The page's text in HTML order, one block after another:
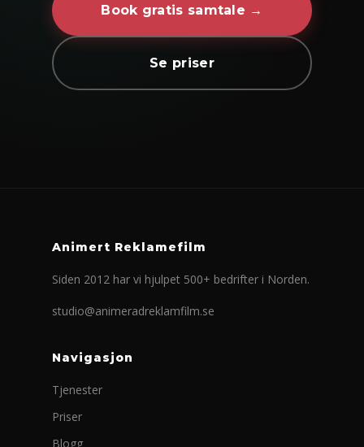
Book gratis samtale →
Se priser
Animert Reklamefilm
Siden 2012 har vi hjulpet 500+ bedrifter i Norden.
studio@animeradreklamfilm.se
Navigasjon
Tjenester
Priser
Blogg